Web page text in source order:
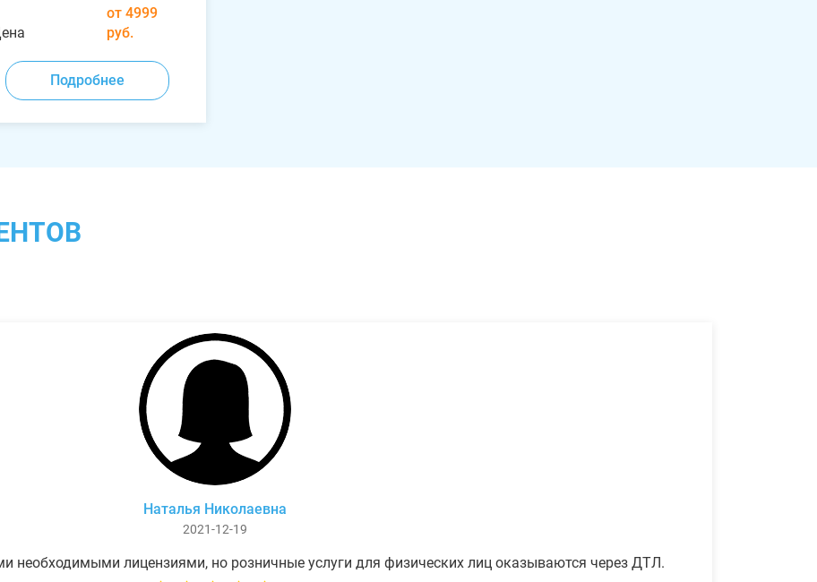
от 4999
руб.
Подробнее
Наталья Николаевна
2021-12-19
необходимыми лицензиями, но розничные услуги для физических лиц оказываются через ДТЛ.